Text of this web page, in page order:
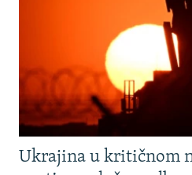
Ukrajina u kritičnom